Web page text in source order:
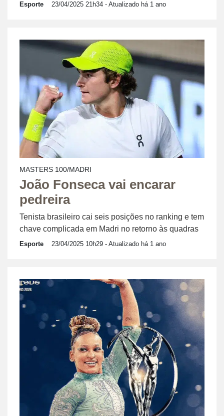
Esporte 23/04/2025 21h34 - Atualizado há 1 ano
MASTERS 100/MADRI
João Fonseca vai encarar
pedreira
Tenista brasileiro cai seis posições no ranking e tem
chave complicada em Madri no retorno às quadras
Esporte 23/04/2025 10h29 - Atualizado há 1 ano